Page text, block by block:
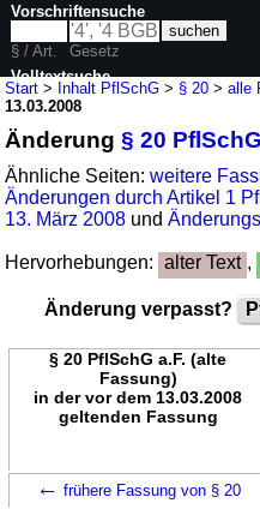
Start > Inhalt PflSchG > § 20 >alle
13.03.2008
Änderung§ 20 PflSchG
Ähnliche Seiten:weitere
Änderungen durch Artikel 1
13. März 2008 und
Hervorhebungen: alter Text ,
Änderung verpasst?
§ 20 PflSchG a.F. (alte
Fassung)
in der vor dem 13.03.2008
geltenden Fassung
← frühere Fassung von § 20
Vorschriftensuche
§ / Art.
Gesetz
Volltextsuche